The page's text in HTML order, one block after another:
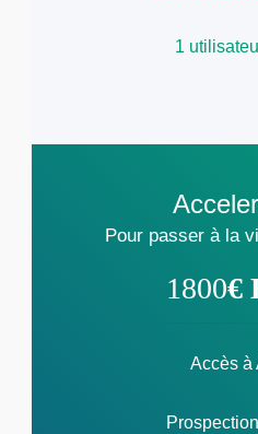
1
Pour passer à la
1800€
Accès à